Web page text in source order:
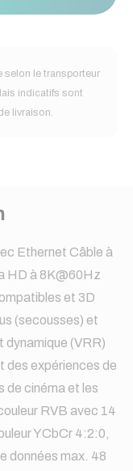
selon le transporteur
indicatifs sont
livraison.
Ethernet Câble à
HD à 8K@60Hz
et 3D
(secousses) et
dynamique (VRR)
des expériences de
de cinéma et les
RVB avec 14
YCbCr 4:2:0,
données max. 48